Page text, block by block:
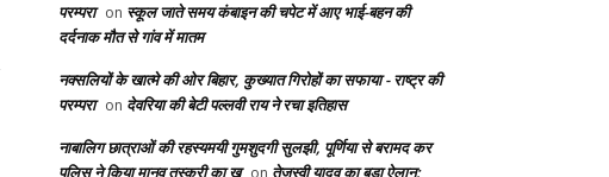
परम्परा on स्कूल जाते समय कंबाइन की चपेट में आए भाई-बहन की
दर्दनाक मौत से गांव में मातम
नक्सलियों के खात्मे की ओर बिहार, कुख्यात गिरोहों का सफाया - राष्ट्र की
परम्परा on देवरिया की बेटी पल्लवी राय ने रचा इतिहास
नाबालिग छात्राओं की रहस्यमयी गुमशुदगी सुलझी, पूर्णिया से बरामद कर
पुलिस ने किया मानव तस्करी का ख
तेजस्वी यादव का बड़ा ऐलान: